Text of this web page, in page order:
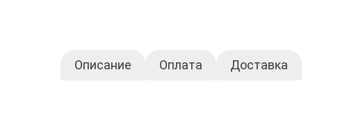
Описание Оплата Доставка